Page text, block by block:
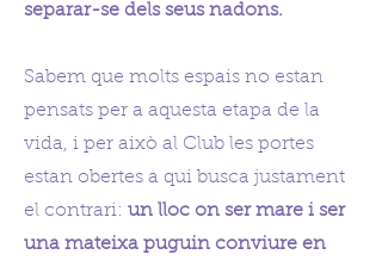
separar-se dels seus nadons.
Sabem que molts espais no estan
pensats per a aquesta etapa de la
vida, i per això al Club les portes
estan obertes a qui busca justament
el contrari: un lloc on ser mare i ser
una mateixa puguin conviure en